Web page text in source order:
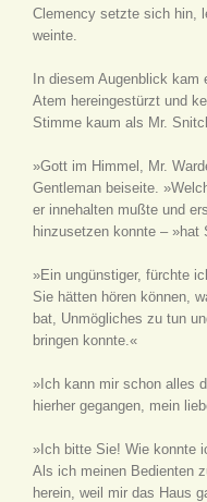
Clemency setzte sich hin,
weinte.
In diesem Augenblick kam
Atem hereingestürzt und
Stimme kaum als Mr.
»Gott im Himmel, Mr.
Gentleman beiseite.
er innehalten mußte und
hinzusetzen konnte – »hat
»Ein ungünstiger, fürchte
Sie hätten hören können,
bat, Unmögliches zu tun
bringen konnte.«
»Ich kann mir schon alles
hierher gegangen, mein
»Ich bitte Sie! Wie konnte
Als ich meinen Bedienten
herein, weil mir das Haus